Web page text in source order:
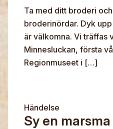
Ta med ditt broderi
broderinördar. Dyk
är välkomna. Vi träffas
Minnesluckan, första
Regionmuseet i […]
Händelse
Sy en marsma